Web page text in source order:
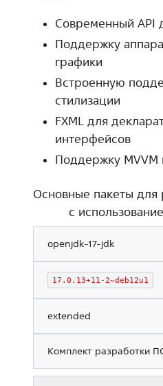
Современный API
Поддержку
графики
Встроенную
стилизации
FXML для
интерфейсов
Поддержку MVVM
Основные пакеты для
с
openjdk-17-jdk
17.0.13+11-2~deb12u1
extended
Комплект разработки